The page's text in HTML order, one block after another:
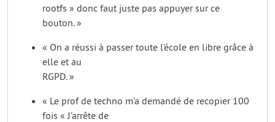
rootfs » donc faut juste pas appuyer sur ce
bouton. »
« On a réussi à passer toute l’école en libre grâce à
elle et au
RGPD. »
« Le prof de techno m’a demandé de recopier 100
fois « J’arrête de